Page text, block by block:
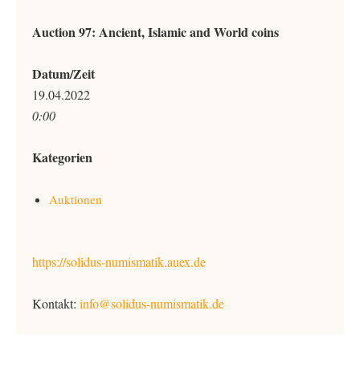
Auction 97: Ancient, Islamic and World coins
Datum/Zeit
19.04.2022
0:00
Kategorien
Auktionen
https://solidus-numismatik.auex.de
Kontakt: info@solidus-numismatik.de